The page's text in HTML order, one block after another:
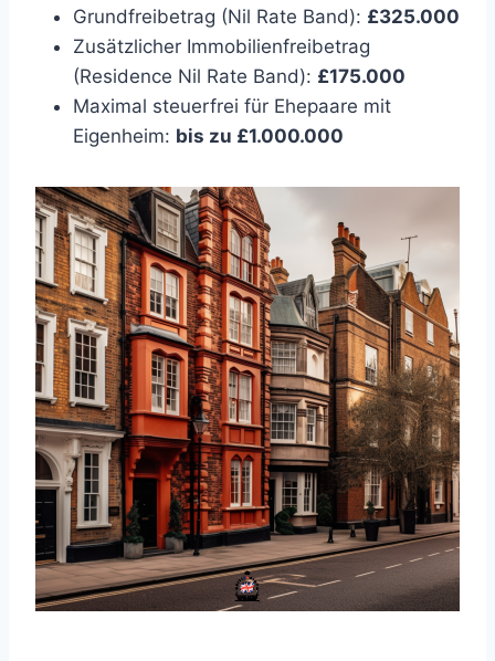
Grundfreibetrag (Nil Rate Band): £325.000
Zusätzlicher Immobilienfreibetrag
(Residence Nil Rate Band): £175.000
Maximal steuerfrei für Ehepaare mit
Eigenheim: bis zu £1.000.000